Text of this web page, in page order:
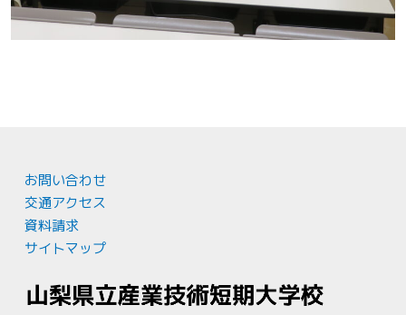
お問い合わせ
交通アクセス
資料請求
サイトマップ